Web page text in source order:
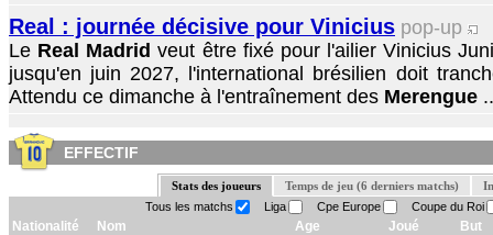
Real : journée décisive pour Vinicius pop-up
Le Real Madrid veut être fixé pour l'ailier Vinicius
jusqu'en juin 2027, l'international brésilien doit
Attendu ce dimanche à l'entraînement des Merengue
EFFECTIF
Stats des joueurs Temps de jeu (6 derniers matchs)
Tous les matchs
Liga Cpe Europe Coupe du Roi
Nationalité Nom Age Joué But